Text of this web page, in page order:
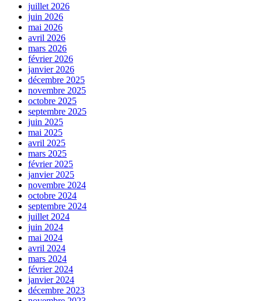
juillet 2026
juin 2026
mai 2026
avril 2026
mars 2026
février 2026
janvier 2026
décembre 2025
novembre 2025
octobre 2025
septembre 2025
juin 2025
mai 2025
avril 2025
mars 2025
février 2025
janvier 2025
novembre 2024
octobre 2024
septembre 2024
juillet 2024
juin 2024
mai 2024
avril 2024
mars 2024
février 2024
janvier 2024
décembre 2023